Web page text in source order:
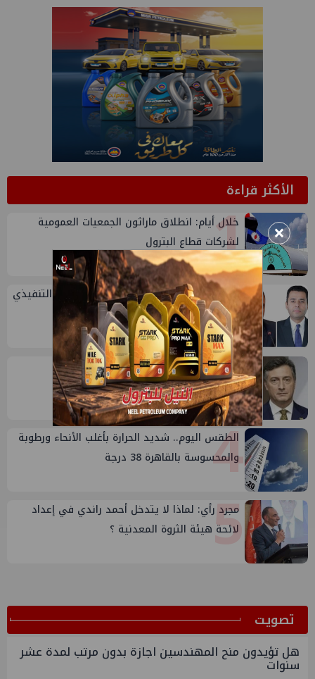
الأكثر قراءة1
خلال أيام: انطلاق ماراثون الجمعيات العمومية
لشركات قطاع البترول
2
تعيين أحمد شتا ووليد أنور نائبين للرئيس التنفيذي
للهيئة
3
إيني تعين مديراً جديد لها في مصر
4
الطقس اليوم.. شديد الحرارة بأغلب الأنحاء ورطوبة
والمحسوسة بالقاهرة 38 درجة
5
مجرد رأي: لماذا لا يتدخل أحمد راندي في إعداد
لائحة هيئة الثروة المعدنية ؟
ﺗﺼﻮﻳﺖ
هل تؤيدون منح المهندسين اجازة بدون مرتب لمدة عشر
سنوات
×